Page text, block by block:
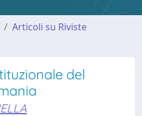
Articoli su Riviste
del